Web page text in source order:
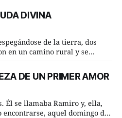
el amor según tú? Su
y astuto le respondió de
DIVINA
de la tierra, dos
en un camino rural y se
—Eso acabo de
maíz tuyo? --se interesó el otro.
DE UN PRIMER AMOR
Él se llamaba Ramiro y, ella,
aquel domingo de